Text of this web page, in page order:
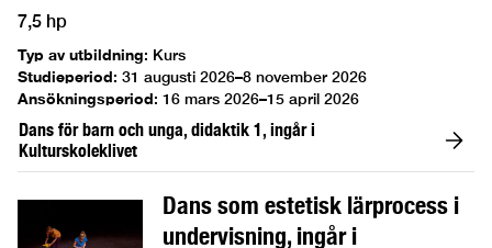
7,5 hp
Typ av utbildning: Kurs
Studieperiod: 31 augusti 2026–8 november 2026
Ansökningsperiod: 16 mars 2026–15 april 2026
Dans för barn och unga, didaktik 1, ingår i
Kulturskoleklivet
Dans som estetisk lärprocess i
undervisning, ingår i